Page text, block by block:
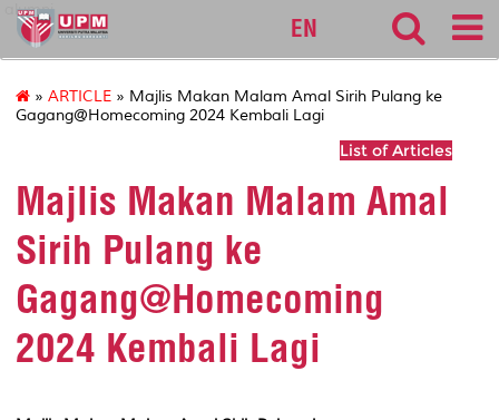
alumni
EN
» ARTICLE » Majlis Makan Malam Amal Sirih Pulang ke
Gagang@Homecoming 2024 Kembali Lagi
List of Articles
Majlis Makan Malam Amal
Sirih Pulang ke
Gagang@Homecoming
2024 Kembali Lagi